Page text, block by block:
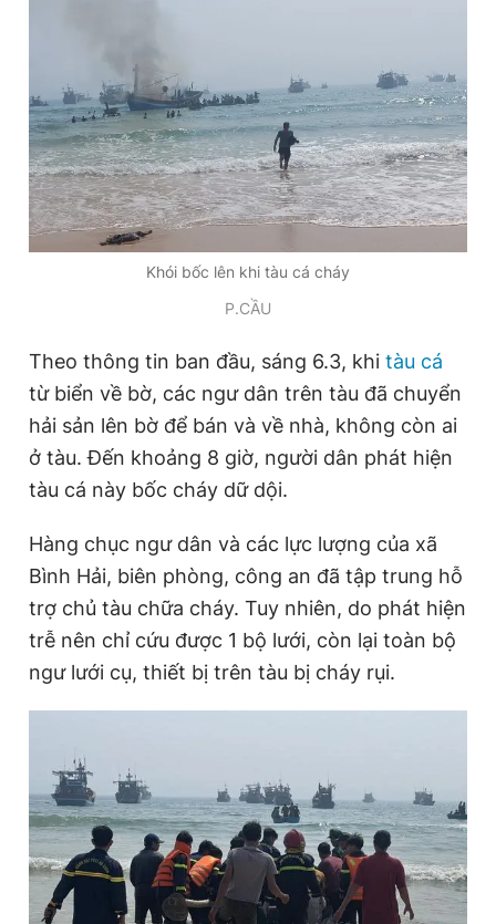
bản. Phát triển bởi ePi Technologies, JSC.
Khói bốc lên khi tàu cá cháy
P.CẦU
Theo thông tin ban đầu, sáng 6.3, khi tàu cá
từ biển về bờ, các ngư dân trên tàu đã chuyển
hải sản lên bờ để bán và về nhà, không còn ai
ở tàu. Đến khoảng 8 giờ, người dân phát hiện
tàu cá này bốc cháy dữ dội.
Hàng chục ngư dân và các lực lượng của xã
Bình Hải, biên phòng, công an đã tập trung hỗ
trợ chủ tàu chữa cháy. Tuy nhiên, do phát hiện
trễ nên chỉ cứu được 1 bộ lưới, còn lại toàn bộ
ngư lưới cụ, thiết bị trên tàu bị cháy rụi.